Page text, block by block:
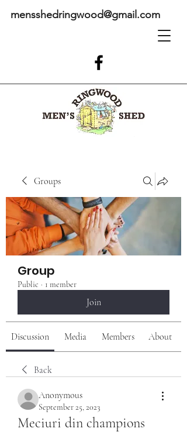
mensshedringwood@gmail.com
Groups
Group
Public · 1 member
Join
Discussion Media Members About
Back
Anonymous
September 25, 2023
Meciuri din champions